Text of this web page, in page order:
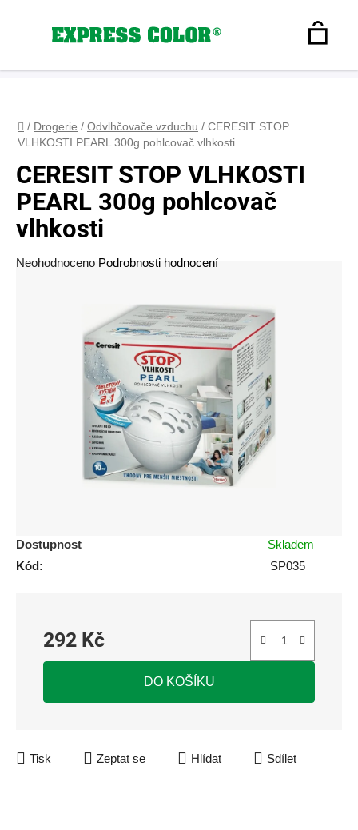
Hledat
Domů
/ Drogerie / Odvlhčovače vzduchu / CERESIT STOP
VLHKOSTI PEARL 300g pohlcovač vlhkosti
Dostupnost
Skladem
Kód:
SP035
292 Kč
Měrná cena:
DO KOŠÍKU
Tisk Zeptat se Hlídat Sdílet
CERESIT STOP VLHKOSTI
PEARL 300g pohlcovač
vlhkosti
Průměrné
Neohodnoceno Podrobnosti hodnocení